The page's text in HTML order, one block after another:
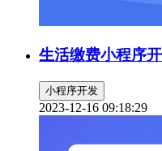
生活缴费小程序
小程序开发
2023-12-16 09:18:29